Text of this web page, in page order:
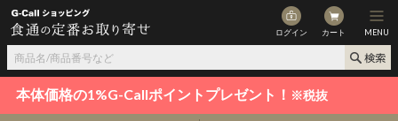
ログイン カート MENU
本体価格の1%G-Callポイントプレゼント！ ※税抜